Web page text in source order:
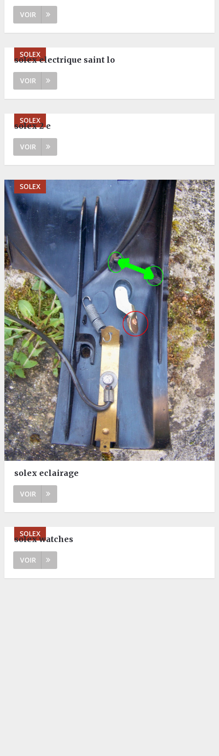
VOIR
SOLEX
solex electrique saint lo
VOIR
SOLEX
solex 2 e
VOIR
SOLEX
solex eclairage
VOIR
SOLEX
solex watches
VOIR